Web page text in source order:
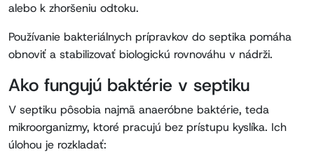
alebo k zhoršeniu odtoku.
Používanie bakteriálnych prípravkov do septika pomáha
obnoviť a stabilizovať biologickú rovnováhu v nádrži.
Ako fungujú baktérie v septiku
V septiku pôsobia najmä anaeróbne baktérie, teda
mikroorganizmy, ktoré pracujú bez prístupu kyslíka. Ich
úlohou je rozkladať: